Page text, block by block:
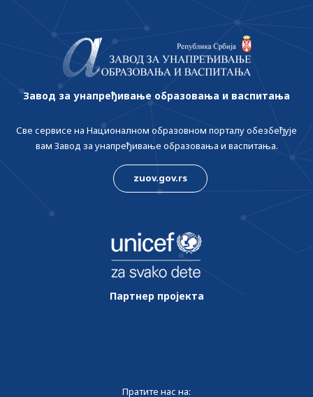
Завод за унапређивање образовања и васпитања
Све сервисе на Националном образовном порталу обезбеђује
вам Завод за унапређивање образовања и васпитања.
zuov.gov.rs
Партнер пројекта
Пратите нас на: